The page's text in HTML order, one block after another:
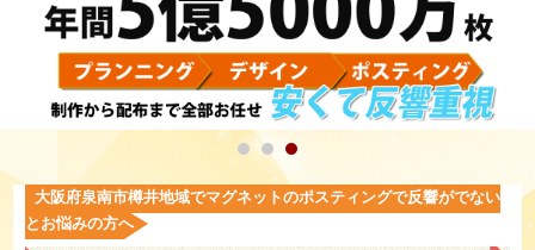
大阪府泉南市樽井地域でマグネットのポスティングで反響がでない
とお悩みの方へ